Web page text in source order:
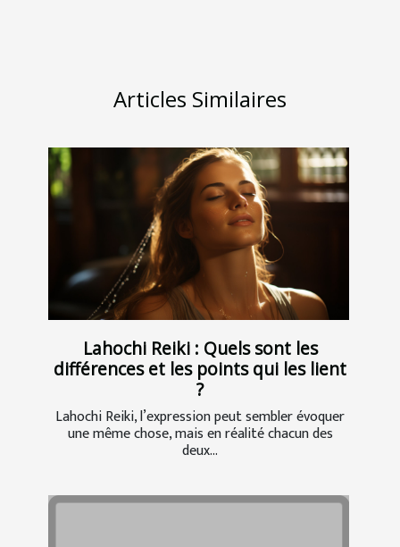
Articles Similaires
Lahochi Reiki : Quels sont les
différences et les points qui les lient
?
Lahochi Reiki, l’expression peut sembler évoquer
une même chose, mais en réalité chacun des
deux...